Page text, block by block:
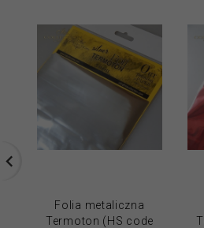
Folia metaliczna
Termoton (HS code